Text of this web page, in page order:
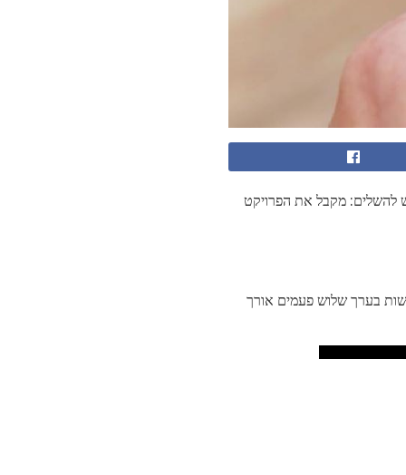
להשלים: מקבל את הפרויקט
בערך שלוש פעמים אורך